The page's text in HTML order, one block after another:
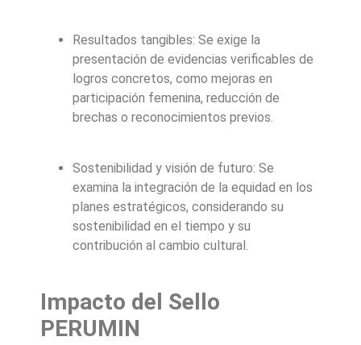
Resultados tangibles: Se exige la
presentación de evidencias verificables de
logros concretos, como mejoras en
participación femenina, reducción de
brechas o reconocimientos previos.
Sostenibilidad y visión de futuro: Se
examina la integración de la equidad en los
planes estratégicos, considerando su
sostenibilidad en el tiempo y su
contribución al cambio cultural.
Impacto del Sello
PERUMIN